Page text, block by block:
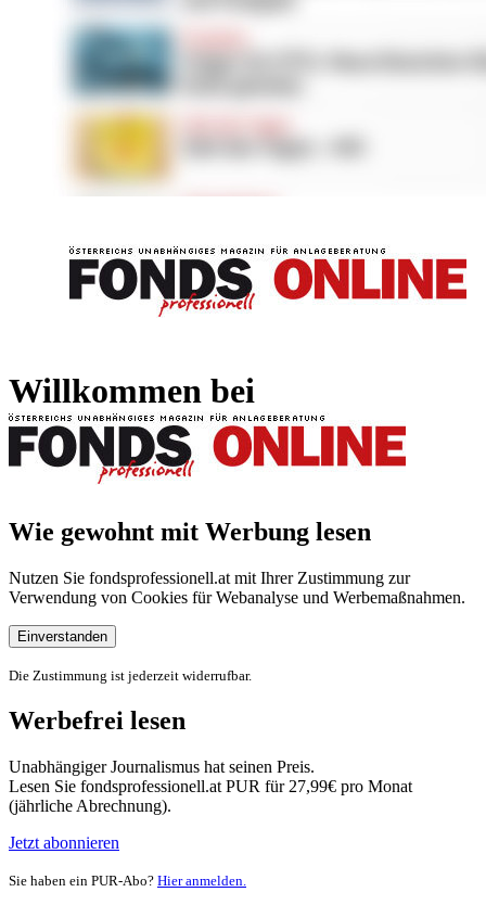
Willkommen bei
Wie gewohnt mit Werbung lesen
Nutzen Sie fondsprofessionell.at mit Ihrer Zustimmung zur
Verwendung von Cookies für Webanalyse und Werbemaßnahmen.
Einverstanden
Die Zustimmung ist jederzeit widerrufbar.
Werbefrei lesen
Unabhängiger Journalismus hat seinen Preis.
Lesen Sie fondsprofessionell.at PUR für 27,99€ pro Monat
(jährliche Abrechnung).
Jetzt abonnieren
Sie haben ein PUR-Abo? Hier anmelden.